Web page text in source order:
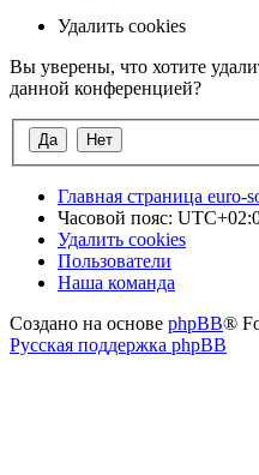
Удалить cookies
Вы уверены, что хотите
данной конференцией?
Главная страница euro-
Часовой пояс:
Удалить cookies
Пользователи
Наша команда
Создано на основе phpBB®
Русская поддержка phpBB